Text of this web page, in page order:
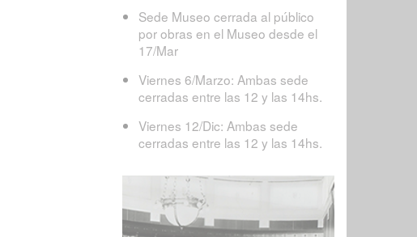
Sede Museo cerrada al público
por obras en el Museo desde el
17/Mar
Viernes 6/Marzo: Ambas sede
cerradas entre las 12 y las 14hs.
Viernes 12/Dic: Ambas sede
cerradas entre las 12 y las 14hs.